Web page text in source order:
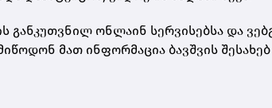
განკუთვნილ ონლაინ სერვისებსა და
მათ ინფორმაცია ბავშვის